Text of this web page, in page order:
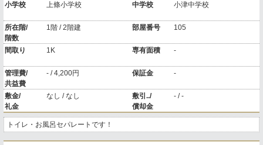
小学校
上條小学校 中学校 小津中学校
所在階/
階数
1階 / 2階建 部屋番号 105
間取り 1K 専有面積 -
管理費/
共益費
- / 4,200円 保証金 -
敷金/
礼金
なし / なし
敷引../
償却金
- / -
トイレ・お風呂セパレートです！